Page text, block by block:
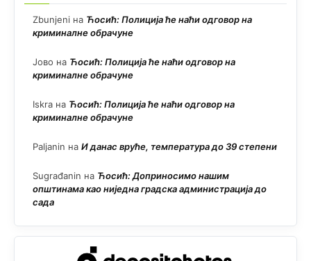
Zbunjeni на Ћосић: Полиција ће наћи одговор на
криминалне обрачуне
Јово на Ћосић: Полиција ће наћи одговор на
криминалне обрачуне
Iskra на Ћосић: Полиција ће наћи одговор на
криминалне обрачуне
Paljanin на И данас вруће, температура до 39 степени
Sugrađanin на Ћосић: Доприносимо нашим
општинама као ниједна градска администрација до
сада